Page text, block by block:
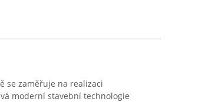
se zaměřuje na realizaci
moderní stavební technologie